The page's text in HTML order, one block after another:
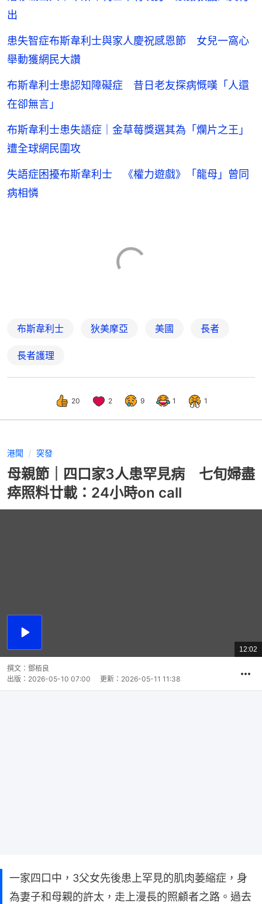
出
患失智症布斯韋利士與家人慶祝感恩節 女兒一窩心
舉動獲網民大讚
布斯韋利士患認知障礙症 昔日老友探病慨嘆「人還
在卻無言」
布斯韋利士患失語症｜金草莓獎選其為「爛片之王」
遭全球網民圍攻
失語症困擾布斯韋利士 《權力遊戲》「龍母」曾同
病相憐
布斯韋利士 狄美摩亞 美國 長者
長者護理
20 2 9 1 1
港聞 突發
母親節｜四口家3人患罕見病 七旬婦盡
瘁照料廿載：24小時on call
播
總
共
間
12:02
撰文： 鄧栢良
出版： 2026-05-10 07:00 更新： 2026-05-11 11:38
一家四口中，3父女先後患上罕見的肌肉萎縮症，身
為妻子和母親的許太，走上漫長的照顧者之路。過去